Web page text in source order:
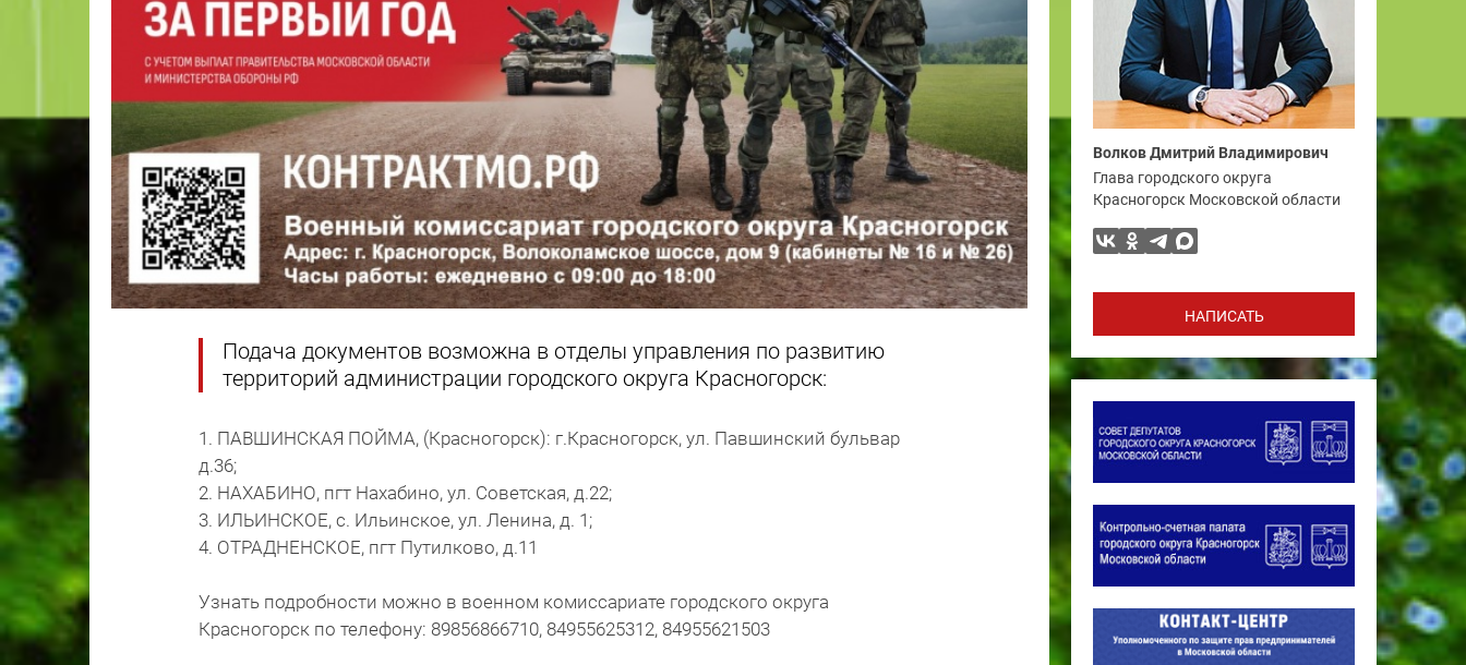
Подача документов возможна в отделы управления по развитию
территорий администрации городского округа Красногорск:
1. ПАВШИНСКАЯ ПОЙМА, (Красногорск): г.Красногорск, ул. Павшинский бульвар
д.36;
2. НАХАБИНО, пгт Нахабино, ул. Советская, д.22;
3. ИЛЬИНСКОЕ, с. Ильинское, ул. Ленина, д. 1;
4. ОТРАДНЕНСКОЕ, пгт Путилково, д.11
Узнать подробности можно в военном комиссариате городского округа
Красногорск по телефону: 89856866710, 84955625312, 84955621503
Волков Дмитрий Владимирович
Глава городского округа
Красногорск Московской области
НАПИСАТЬ